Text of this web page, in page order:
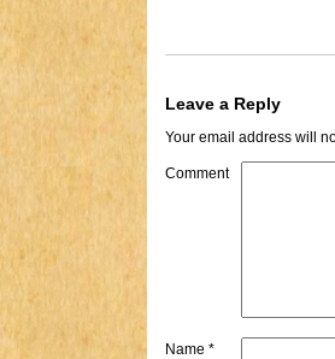
Leave a Reply
Your email address will
Comment
Name *